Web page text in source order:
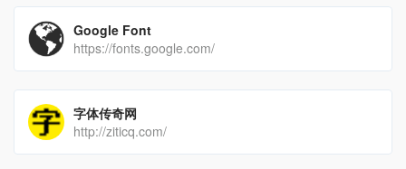
Google Font
https://fonts.google.com/
字体传奇网
http://ziticq.com/